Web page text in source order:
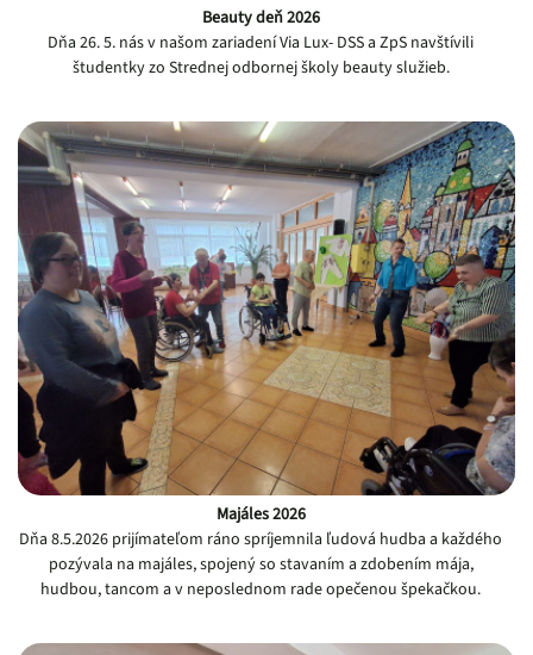
Beauty deň 2026
Dňa 26. 5. nás v našom zariadení Via Lux- DSS a ZpS navštívili
študentky zo Strednej odbornej školy beauty služieb.
Majáles 2026
Dňa 8.5.2026 prijímateľom ráno spríjemnila ľudová hudba a každého
pozývala na majáles, spojený so stavaním a zdobením mája,
hudbou, tancom a v neposlednom rade opečenou špekačkou.